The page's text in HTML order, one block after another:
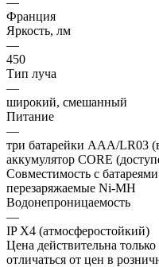
Франция
Яркость, лм
—
450
Тип луча
—
широкий, смешанный
Питание
—
три батарейки AAA/LR03
аккумулятор CORE
Совместимость с
перезаряжаемые Ni-MH
Водонепроницаемость
—
IP X4 (атмосферостойкий)
Цена действительна
отличаться от цен в